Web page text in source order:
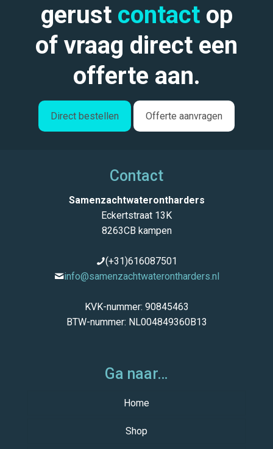
gerust contactop
of vraag direct een
offerte aan.
Direct bestellen Offerte aanvragen
Contact
Samenzachtwaterontharders
Eckertstraat 13K
8263CB kampen
(+31)616087501
info@samenzachtwaterontharders.nl
KVK-nummer: 90845463
BTW-nummer: NL004849360B13
Ga naar…
Home
Shop